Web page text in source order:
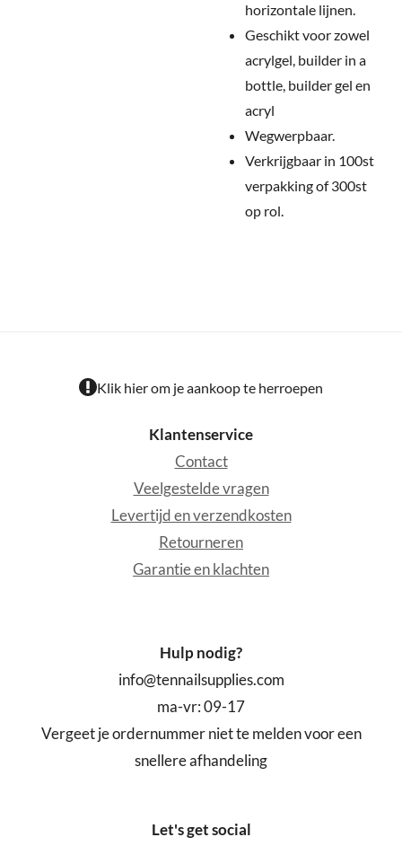
horizontale lijnen.
Geschikt voor zowel
acrylgel, builder in a
bottle, builder gel en
acryl
Wegwerpbaar.
Verkrijgbaar in 100st
verpakking of 300st
op rol.
Klik hier om je aankoop te herroepen
Klantenservice
Contact
Veelgestelde vragen
Levertijd en verzendkosten
Retourneren
Garantie en klachten
Hulp nodig?
info@tennailsupplies.com
ma-vr: 09-17
Vergeet je ordernummer niet te melden voor een
snellere afhandeling
Let's get social